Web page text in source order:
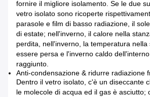
fornire il migliore isolamento. Se le due
vetro isolato sono ricoperte
parasole e film di basso radiazione, il
di estate; nell'inverno, il calore nella
perdita, nell'inverno, la temperatura
essere persa e l'inverno caldo
raggiunto.
Anti-condensazione & ridurre radiazione
Dentro il vetro isolato, c'è un diseccante
le molecole di acqua ed il gas è asciutto;